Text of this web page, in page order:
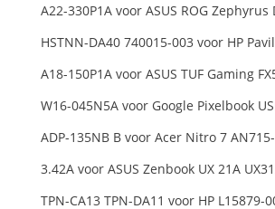
A18-150P1A voor ASUS TUF Gaming
W16-045N5A voor Google Pixelbook